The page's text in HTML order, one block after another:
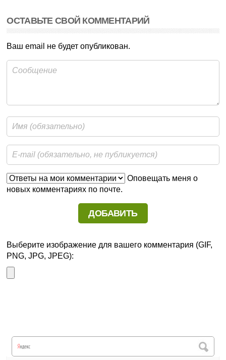
ОСТАВЬТЕ СВОЙ КОММЕНТАРИЙ
Ваш email не будет опубликован.
Оповещать меня о
новых комментариях по почте.
Выберите изображение для вашего комментария (GIF,
PNG, JPG, JPEG):